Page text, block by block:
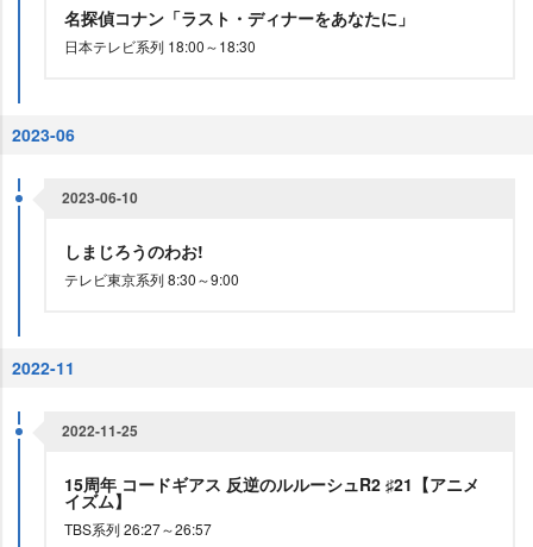
名探偵コナン「ラスト・ディナーをあなたに」
日本テレビ系列 18:00～18:30
2023-06
2023-06-10
しまじろうのわお!
テレビ東京系列 8:30～9:00
2022-11
2022-11-25
15周年 コードギアス 反逆のルルーシュR2 ♯21【アニメ
イズム】
TBS系列 26:27～26:57